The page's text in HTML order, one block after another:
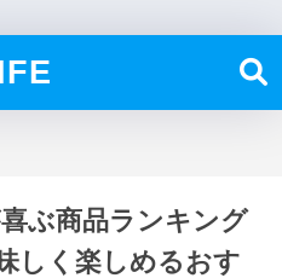
ぶ商品ランキング
しく楽しめるおす